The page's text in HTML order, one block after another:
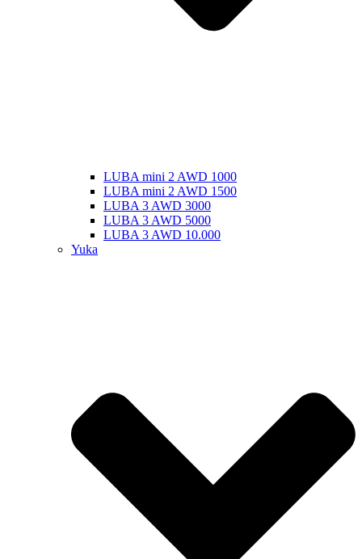
LUBA mini 2 AWD 1000
LUBA mini 2 AWD 1500
LUBA 3 AWD 3000
LUBA 3 AWD 5000
LUBA 3 AWD 10.000
Yuka